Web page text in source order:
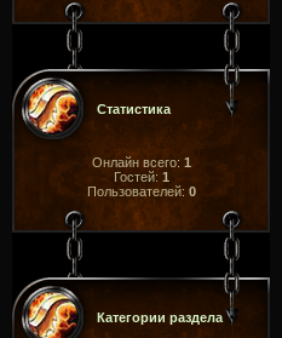
Статистика
Онлайн всего: 1
Гостей: 1
Пользователей: 0
Категории раздела